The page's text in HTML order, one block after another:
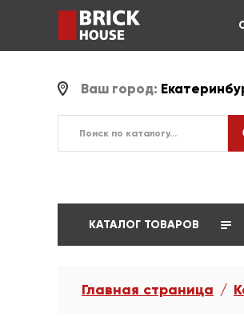
Ваш город:
КАТАЛОГ ТОВАРОВ
Главная страница